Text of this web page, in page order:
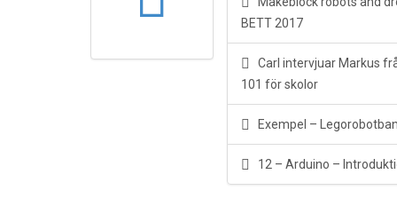
BETT 2017
Carl intervjuar Markus
101 för skolor
Exempel –
12 – Arduino –